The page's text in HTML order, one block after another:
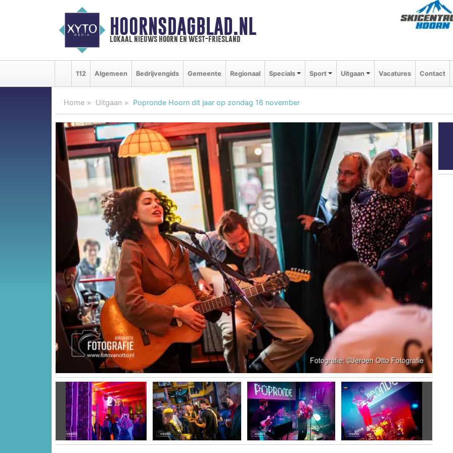
HOORNSDAGBLAD.NL
lokaal nieuws hoorn en west-friesland
112 Algemeen Bedrijvengids Gemeente Regionaal Specials Sport Uitgaan Vacatures Contact
Home Uitgaan Popronde Hoorn dit jaar op zondag 16 november
Vorige